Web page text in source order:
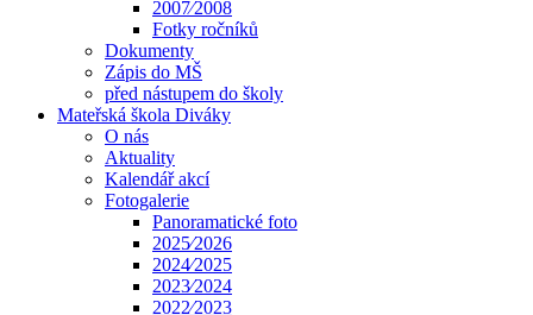
2007⁄2008
Fotky ročníků
Dokumenty
Zápis do MŠ
před nástupem do školy
Mateřská škola Diváky
O nás
Aktuality
Kalendář akcí
Fotogalerie
Panoramatické foto
2025⁄2026
2024⁄2025
2023⁄2024
2022⁄2023